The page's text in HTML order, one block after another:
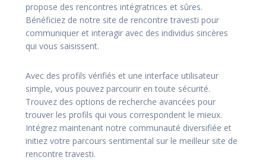
propose des rencontres intégratrices et sûres.
Bénéficiez de notre site de rencontre travesti pour
communiquer et interagir avec des individus sincères
qui vous saisissent.
Avec des profils vérifiés et une interface utilisateur
simple, vous pouvez parcourir en toute sécurité.
Trouvez des options de recherche avancées pour
trouver les profils qui vous correspondent le mieux.
Intégrez maintenant notre communauté diversifiée et
initiez votre parcours sentimental sur le meilleur site de
rencontre travesti.